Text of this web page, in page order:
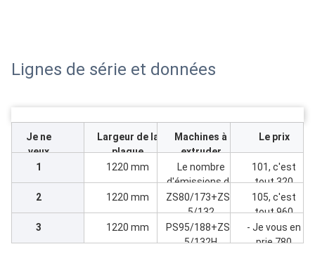
Lignes de série et données
Je ne
veux
pas.
Largeur de la
plaque
Machines à
extruder
Le prix
1 1220 mm
Le nombre
d'émissions de
CO2 est
déterminé par
la méthode
suivante:
101, c'est
tout.320
2
1220 mm
ZS80/173+ZS6
5/132
105, c'est
tout.960
3
1220 mm
PS95/188+ZS6
5/132H
- Je vous en
prie.780